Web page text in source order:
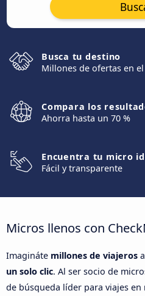
Busca tu destino
Millones de ofertas en
Compara los
Ahorra hasta un 70 %
Encuentra tu micro
Fácil y transparente
Micros llenos con
Imagináte millones de viajeros
un solo clic. Al ser socio de
de búsqueda líder para viajes